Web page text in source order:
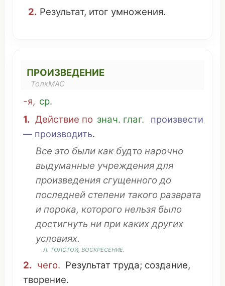
2. Результат, итог умножения.
ПРОИЗВЕДЕНИЕ
ТолкМАС
-я, ср.
1. Действие по знач. глаг.
произвести
— производить.
Все это были как будто нарочно
выдуманные учреждениядля
произведения сгущенного до
последней степени такого разврата
и порока, которого нельзя было
достигнуть ни при каких других
условиях.
Л. ТОЛСТОЙ, ВОСКРЕСЕНИЕ.
2. чего. Результат труда; создание,
творение.